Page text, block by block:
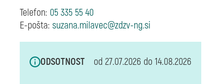
Telefon: 05 335 55 40
E-pošta:
ODSOTNOST od 27.07.2026 do 14.08.2026